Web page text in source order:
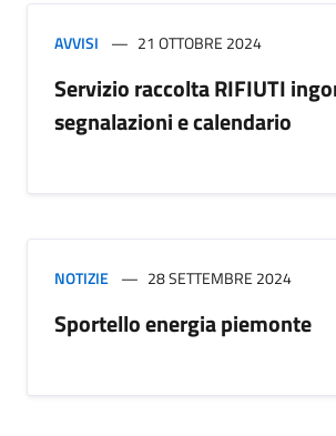
AVVISI 21 OTTOBRE 2024
Servizio raccolta RIFIUTI
segnalazioni e calendario
NOTIZIE 28 SETTEMBRE 2024
Sportello energia piemonte